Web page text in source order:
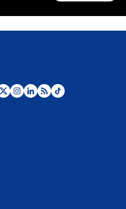
Las seis de las 6 con Juan Lozano |